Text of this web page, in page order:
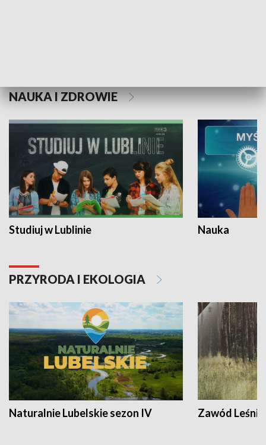
NAUKA I ZDROWIE
Studiuj w Lublinie Nauka
PRZYRODA I EKOLOGIA
Naturalnie Lubelskie sezon IV Zawód Leśnik